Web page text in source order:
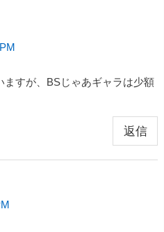
すが、BSじゃあギャラは少額
返信